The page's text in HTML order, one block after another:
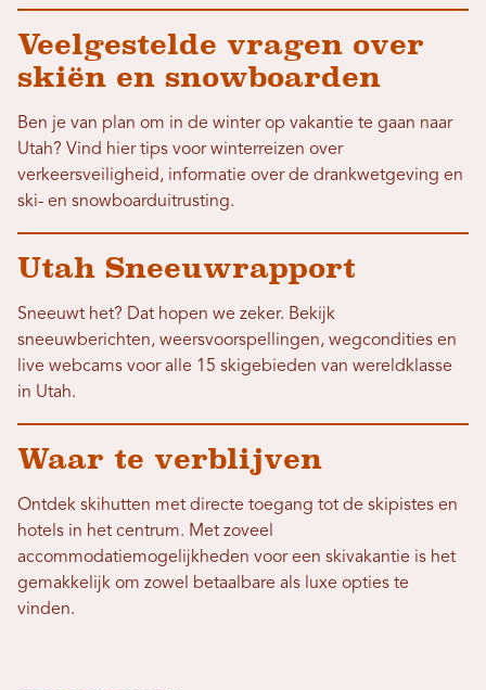
Veelgestelde vragen over
skiën en snowboarden
Ben je van plan om in de winter op vakantie te gaan naar
Utah? Vind hier tips voor winterreizen over
verkeersveiligheid, informatie over de drankwetgeving en
ski- en snowboarduitrusting.
Utah Sneeuwrapport
Sneeuwt het? Dat hopen we zeker. Bekijk
sneeuwberichten, weersvoorspellingen, wegcondities en
live webcams voor alle 15 skigebieden van wereldklasse
in Utah.
Waar te verblijven
Ontdek skihutten met directe toegang tot de skipistes en
hotels in het centrum. Met zoveel
accommodatiemogelijkheden voor een skivakantie is het
gemakkelijk om zowel betaalbare als luxe opties te
vinden.